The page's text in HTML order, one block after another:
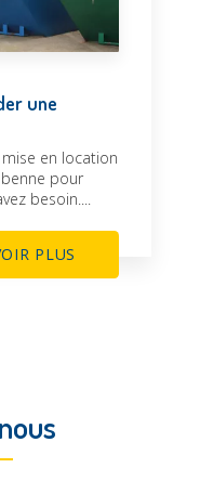
une
en location
pour
besoin....
PLUS